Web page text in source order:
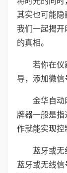
其实也可能
我们一起揭
的真相。
若你在仪
导，添加微
金华自动
牌器一般是
作就能实现控
蓝牙或
蓝牙或无线